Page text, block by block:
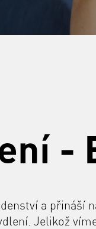
-
a přináší
Jelikož